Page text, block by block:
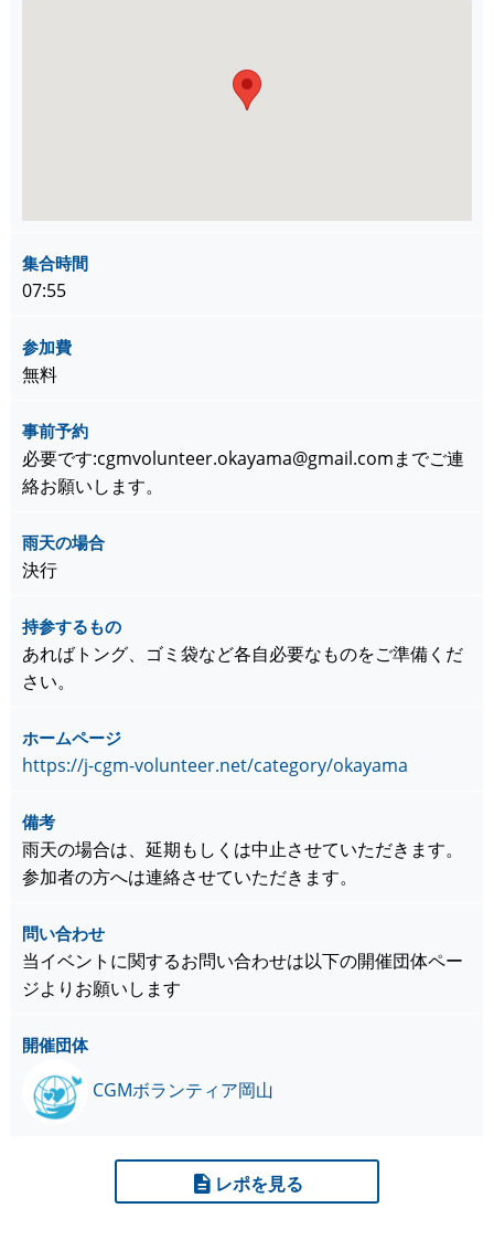
集合時間
07:55
参加費
無料
事前予約
必要です:cgmvolunteer.okayama@gmail.comまでご連
絡お願いします。
雨天の場合
決行
持参するもの
あればトング、ゴミ袋など各自必要なものをご準備くだ
さい。
ホームページ
https://j-cgm-volunteer.net/category/okayama
備考
雨天の場合は、延期もしくは中止させていただきます。
参加者の方へは連絡させていただきます。
問い合わせ
当イベントに関するお問い合わせは以下の開催団体ペー
ジよりお願いします
開催団体
CGMボランティア岡山
レポを見る